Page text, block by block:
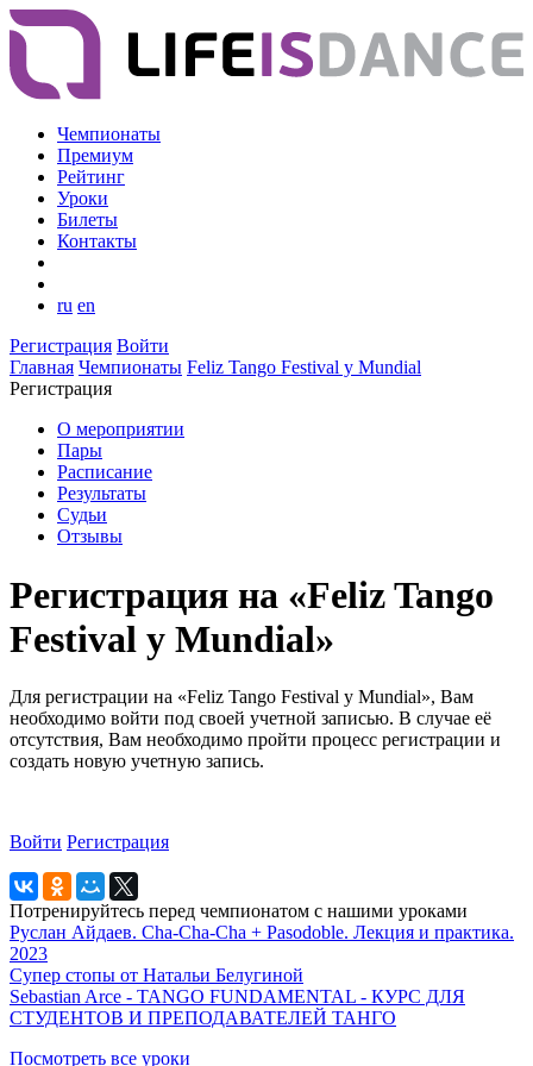
Чемпионаты
Премиум
Рейтинг
Уроки
Билеты
Контакты
ru en
Регистрация Войти
Главная Чемпионаты Feliz Tango Festival y Mundial
Регистрация
О мероприятии
Пары
Расписание
Результаты
Судьи
Отзывы
Регистрация на «Feliz Tango
Festival y Mundial»
Для регистрации на «Feliz Tango Festival y Mundial», Вам
необходимо войти под своей учетной записью. В случае её
отсутствия, Вам необходимо пройти процесс регистрации и
создать новую учетную запись.
Войти Регистрация
Потренируйтесь перед чемпионатом с нашими уроками
Руслан Айдаев. Cha-Cha-Cha + Pasodoble. Лекция и практика.
2023
Супер стопы от Натальи Белугиной
Sebastian Arce - TANGO FUNDAMENTAL - КУРС ДЛЯ
СТУДЕНТОВ И ПРЕПОДАВАТЕЛЕЙ ТАНГО
Посмотреть все уроки